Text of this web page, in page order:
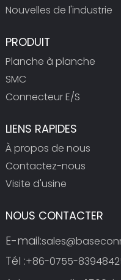
Nouvelles de l'industrie
PRODUIT
Planche à planche
SMC
Connecteur E/S
LIENS RAPIDES
À propos de nous
Contactez-nous
Visite d'usine
NOUS CONTACTER
E-mail:
Tél :+86-0755-